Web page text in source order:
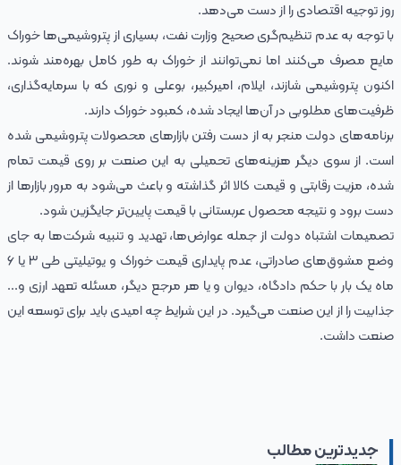
روز توجیه اقتصادی را از دست می‌دهد.
با توجه به عدم تنظیم‌گری صحیح وزارت نفت، بسیاری از پتروشیمی‌ها خوراک‌
مایع مصرف می‌کنند اما نمی‌توانند از خوراک به طور کامل بهره‌مند شوند.
اکنون پتروشیمی شازند، ایلام، امیرکبیر، بوعلی و نوری که با سرمایه‌گذاری،
ظرفیت‌های مطلوبی در آن‌ها ایجاد شده، کمبود خوراک دارند.
برنامه‌های دولت منجر به از دست رفتن بازارهای محصولات پتروشیمی شده
است. از سوی دیگر هزینه‌های تحمیلی به این صنعت بر روی قیمت تمام‌
شده، مزیت رقابتی و قیمت کالا اثر گذاشته و باعث می‌شود به مرور بازارها از
دست برود و نتیجه محصول عربستانی با قیمت پایین‌تر جایگزین شود.
تصمیمات اشتباه دولت از جمله عوارض‌ها، تهدید و تنبیه شرکت‌ها به جای
وضع مشوق‌های صادراتی، عدم پایداری قیمت خوراک و یوتیلیتی طی ۳ یا ۶
ماه یک بار با حکم دادگاه، دیوان و یا هر مرجع دیگر، مسئله تعهد ارزی و...
جذابیت را از این صنعت می‌گیرد. در این شرایط چه امیدی باید برای توسعه این
صنعت داشت.
جدیدترین مطالب